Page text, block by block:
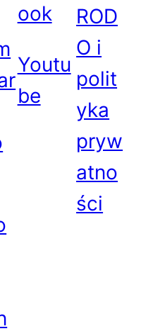
ook
Youtu
be
ROD
O i
polit
yka
pryw
atno
ści